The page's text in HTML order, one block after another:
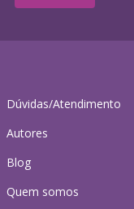
Dúvidas/Atendimento
Autores
Blog
Quem somos